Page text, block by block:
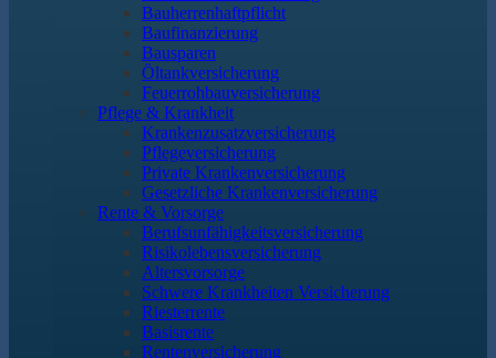
Bauherrenhaftpflicht
Baufinanzierung
Bausparen
Öltankversicherung
Feuerrohbauversicherung
Pflege & Krankheit
Krankenzusatzversicherung
Pflegeversicherung
Private Krankenversicherung
Gesetzliche Krankenversicherung
Rente & Vorsorge
Berufs­unfähigkeitsversicherung
Risikolebensversicherung
Altersvorsorge
Schwere Krankheiten Versicherung
Riesterrente
Basisrente
Rentenversicherung